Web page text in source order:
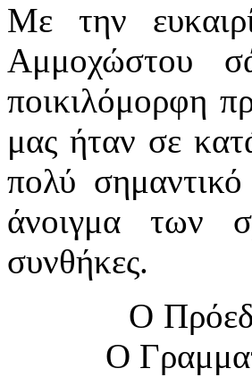
Με την
Αμμοχώστου
ποικιλόμορφη
μας ήταν σε
πολύ
άνοιγμα των
συνθήκες.
Ο
Ο